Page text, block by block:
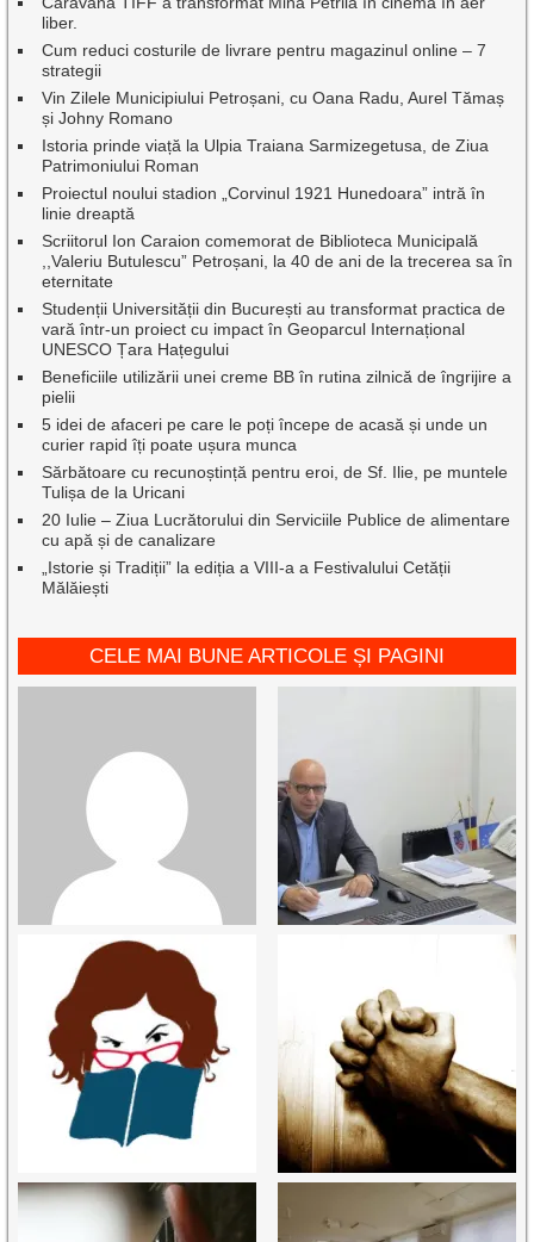
liber.
Cum reduci costurile de livrare pentru magazinul online – 7
strategii
Vin Zilele Municipiului Petroșani, cu Oana Radu, Aurel Tămaș
și Johny Romano
Istoria prinde viață la Ulpia Traiana Sarmizegetusa, de Ziua
Patrimoniului Roman
Proiectul noului stadion „Corvinul 1921 Hunedoara” intră în
linie dreaptă
Scriitorul Ion Caraion comemorat de Biblioteca Municipală
,,Valeriu Butulescu” Petroșani, la 40 de ani de la trecerea sa în
eternitate
Studenții Universității din București au transformat practica de
vară într-un proiect cu impact în Geoparcul Internațional
UNESCO Țara Hațegului
Beneficiile utilizării unei creme BB în rutina zilnică de îngrijire a
pielii
5 idei de afaceri pe care le poți începe de acasă și unde un
curier rapid îți poate ușura munca
Sărbătoare cu recunoștință pentru eroi, de Sf. Ilie, pe muntele
Tulișa de la Uricani
20 Iulie – Ziua Lucrătorului din Serviciile Publice de alimentare
cu apă și de canalizare
„Istorie și Tradiții” la ediția a VIII-a a Festivalului Cetății
Mălăiești
CELE MAI BUNE ARTICOLE ȘI PAGINI